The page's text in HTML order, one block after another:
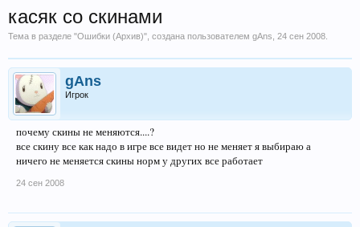
касяк со скинами
Тема в разделе "Ошибки (Архив)", создана пользователем gAns 24 сен 2008
gAns
Игрок
почему скины не меняются....?
все скину все как надо в игре все видет но не меняет я выбираю а
ничего не меняется скины норм у других все работает
24 сен 2008